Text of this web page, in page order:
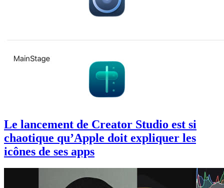
Le lancement de Creator Studio est si
chaotique qu’Apple doit expliquer les
icônes de ses apps